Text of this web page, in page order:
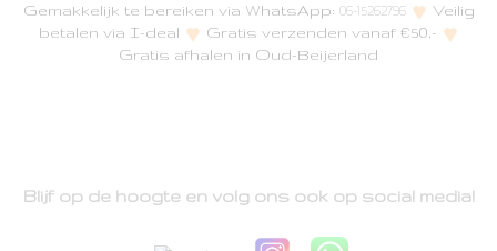
Gemakkelijk te bereiken via WhatsApp: 06-15262796
Veilig
betalen via I-deal
Gratis verzenden vanaf €50,-
Gratis afhalen in Oud-Beijerland
Blijf op de hoogte en volg ons ook op social media!